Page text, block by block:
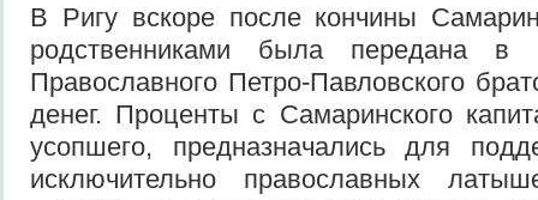
В Ригу вскоре после кончины
родственниками была передана в
Православного Петро-Павловского
денег. Проценты с Самаринского
усопшего, предназначались для
исключительно православных